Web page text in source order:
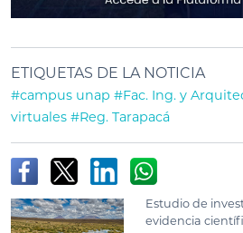
ETIQUETAS DE LA NOTICIA
#campus unap #Fac. Ing. y
virtuales #Reg. Tarapacá
Estudio de
evidencia